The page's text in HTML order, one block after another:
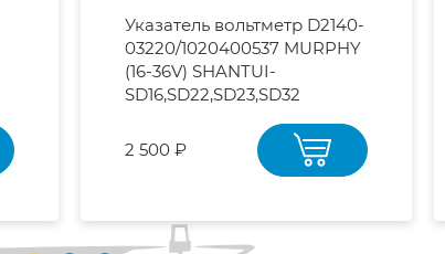
Указатель вольтметр D2140-
03220/1020400537 MURPHY
(16-36V) SHANTUI-
SD16,SD22,SD23,SD32
2 500 ₽